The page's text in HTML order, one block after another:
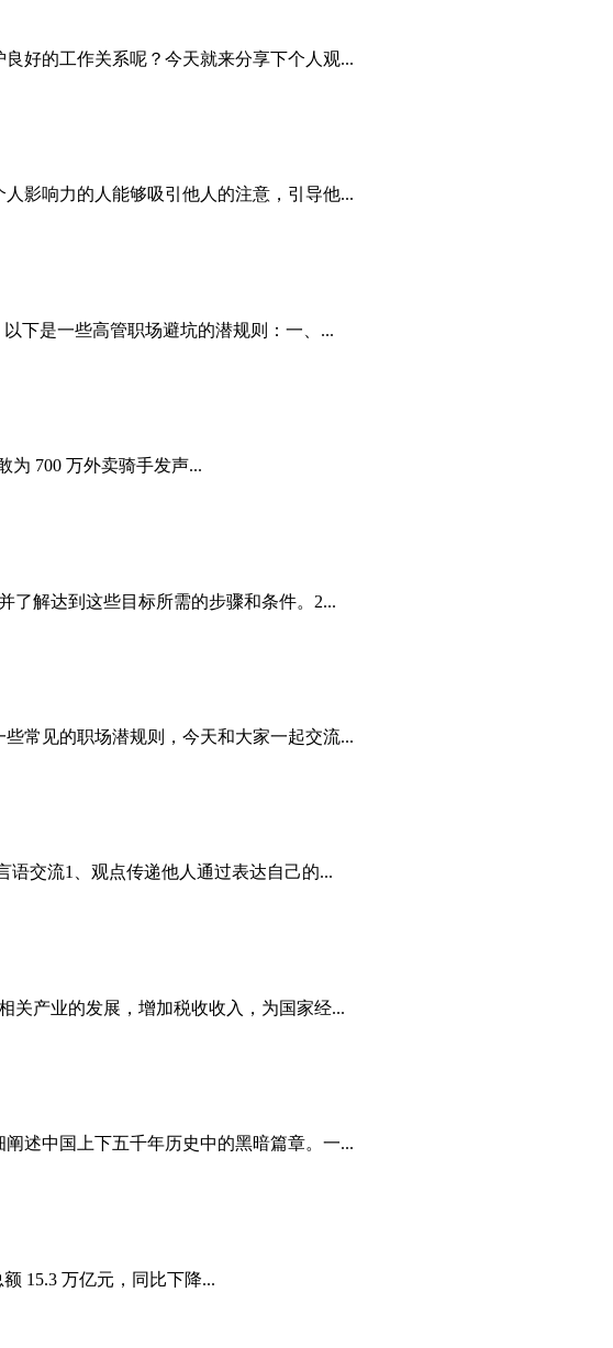
好的工作关系呢？今天就来分享下个人观...
影响力的人能够吸引他人的注意，引导他...
下是一些高管职场避坑的潜规则：一、...
为 700 万外卖骑手发声...
了解达到这些目标所需的步骤和条件。2...
常见的职场潜规则，今天和大家一起交流...
交流1、观点传递他人通过表达自己的...
关产业的发展，增加税收收入，为国家经...
述中国上下五千年历史中的黑暗篇章。一...
15.3 万亿元，同比下降...